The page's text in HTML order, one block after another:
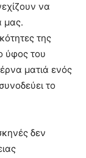
να
μας.
της
ύφος του
ματιά ενός
το
δεν